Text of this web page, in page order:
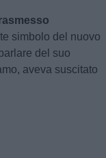
simbolo del nuovo
del suo
aveva suscitato